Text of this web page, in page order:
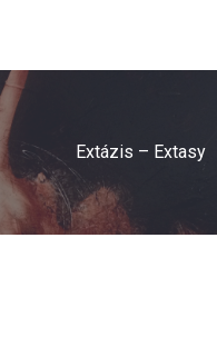
Extázis – Extasy